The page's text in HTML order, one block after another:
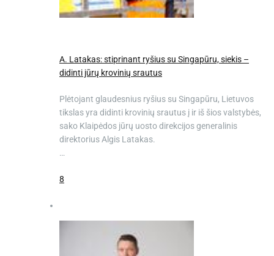
A. Latakas: stiprinant ryšius su Singapūru, siekis –
didinti jūrų krovinių srautus
Plėtojant glaudesnius ryšius su Singapūru, Lietuvos
tikslas yra didinti krovinių srautus į ir iš šios valstybės,
sako Klaipėdos jūrų uosto direkcijos generalinis
direktorius Algis Latakas.
…
8